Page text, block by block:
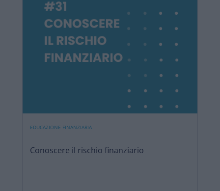
EDUCAZIONE FINANZIARIA
Conoscere il rischio finanziario